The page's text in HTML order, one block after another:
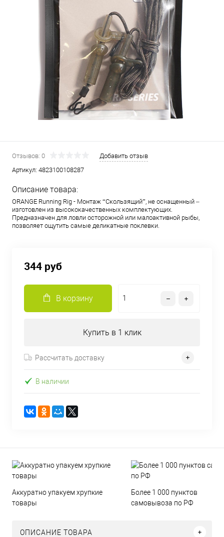
Отзывов: 0
Добавить отзыв
Артикул: 4823100108287
Описание товара:
ORANGE Running Rig - Монтаж “Скользящий”, не оснащенный –
изготовлен из высококачественных комплектующих.
Предназначен для ловли осторожной или малоактивной рыбы,
позволяет ощутить самые деликатные поклевки.
344 руб
В корзину
Купить в 1 клик
Рассчитать доставку
В наличии
Аккуратно упакуем хрупкие
товары
Более 1 000 пунктов
самовывоза по РФ
ОПИСАНИЕ ТОВАРА